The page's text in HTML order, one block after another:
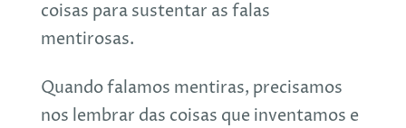
coisas para sustentar as falas
mentirosas.
Quando falamos mentiras, precisamos
nos lembrar das coisas que inventamos e